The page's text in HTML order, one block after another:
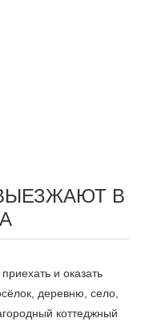
В
и оказать
деревню, село,
коттеджный